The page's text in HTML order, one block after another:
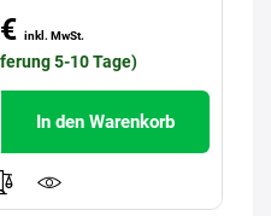
inkl. MwSt.
5-10 Tage)
In den Warenkorb